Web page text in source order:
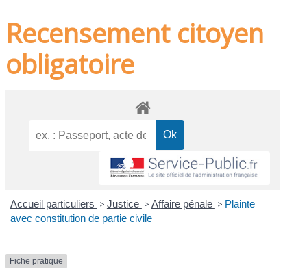
Recensement citoyen
obligatoire
Accueil particuliers > Justice > Affaire pénale > Plainte
avec constitution de partie civile
Fiche pratique